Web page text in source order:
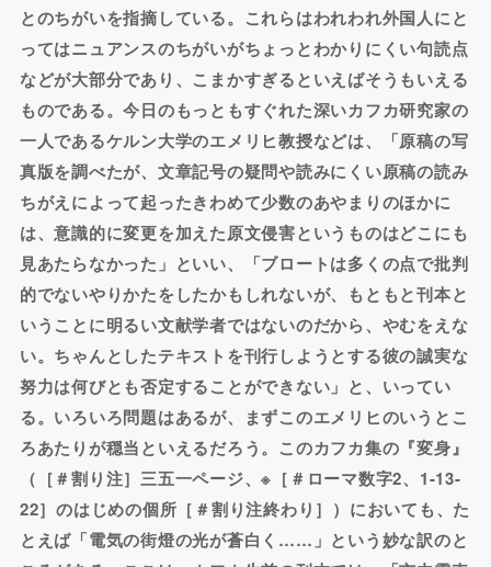
とのちがいを指摘している。これらはわれわれ外国人にと
ってはニュアンスのちがいがちょっとわかりにくい句読点
などが大部分であり、こまかすぎるといえばそうもいえる
ものである。今日のもっともすぐれた深いカフカ研究家の
一人であるケルン大学のエメリヒ教授などは、「原稿の写
真版を調べたが、文章記号の疑問や読みにくい原稿の読み
ちがえによって起ったきわめて少数のあやまりのほかに
は、意識的に変更を加えた原文侵害というものはどこにも
見あたらなかった」といい、「ブロートは多くの点で批判
的でないやりかたをしたかもしれないが、もともと刊本と
いうことに明るい文献学者ではないのだから、やむをえな
い。ちゃんとしたテキストを刊行しようとする彼の誠実な
努力は何びとも否定することができない」と、いってい
る。いろいろ問題はあるが、まずこのエメリヒのいうとこ
ろあたりが穏当といえるだろう。このカフカ集の『変身』
（［＃割り注］三五一ページ、※［＃ローマ数字2、1-13-
22］のはじめの個所［＃割り注終わり］）においても、た
とえば「電気の街燈の光が蒼白く……」という妙な訳のと